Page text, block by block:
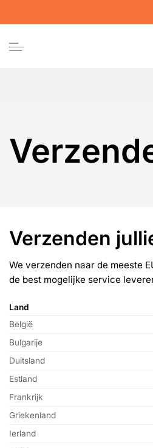
Verzenden
We verzenden naar de meeste
de best mogelijke service
Land
België
Bulgarije
Duitsland
Estland
Frankrijk
Griekenland
Ierland